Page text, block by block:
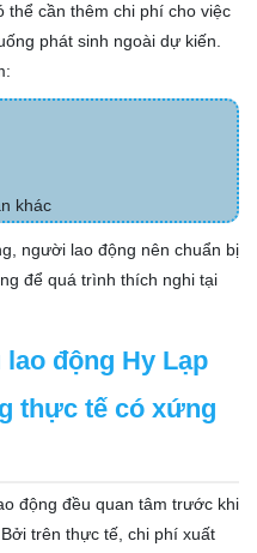
thể cần thêm chi phí cho việc
phát sinh ngoài dự kiến.
khác
người lao động nên chuẩn bị
để quá trình thích nghi tại
động Hy Lạp
thực tế có xứng
động đều quan tâm trước khi
trên thực tế, chi phí xuất